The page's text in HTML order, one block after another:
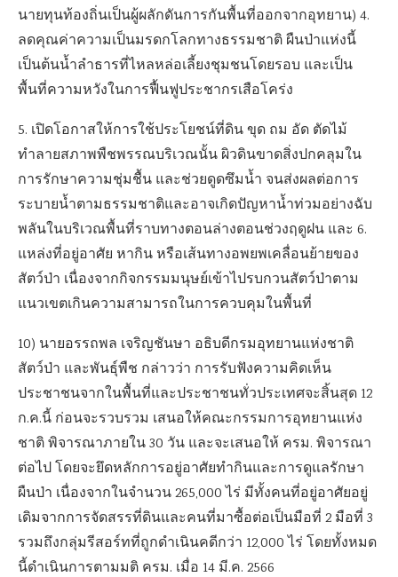
นายทุนท้องถิ่นเป็นผู้ผลักดันการกันพื้นที่ออกจากอุทยาน) 4.
ลดคุณค่าความเป็นมรดกโลกทางธรรมชาติ ผืนป่าแห่งนี้
เป็นต้นน้ำลำธารที่ไหลหล่อเลี้ยงชุมชนโดยรอบ และเป็น
พื้นที่ความหวังในการฟื้นฟูประชากรเสือโคร่ง
5. เปิดโอกาสให้การใช้ประโยชน์ที่ดิน ขุด ถม อัด ตัดไม้
ทำลายสภาพพืชพรรณบริเวณนั้น ผิวดินขาดสิ่งปกคลุมใน
การรักษาความชุ่มชื้น และช่วยดูดซึมน้ำ จนส่งผลต่อการ
ระบายน้ำตามธรรมชาติและอาจเกิดปัญหาน้ำท่วมอย่างฉับ
พลันในบริเวณพื้นที่ราบทางตอนล่างตอนช่วงฤดูฝน และ 6.
แหล่งที่อยู่อาศัย หากิน หรือเส้นทางอพยพเคลื่อนย้ายของ
สัตว์ป่า เนื่องจากกิจกรรมมนุษย์เข้าไปรบกวนสัตว์ป่าตาม
แนวเขตเกินความสามารถในการควบคุมในพื้นที่
10) นายอรรถพล เจริญชันษา อธิบดีกรมอุทยานแห่งชาติ
สัตว์ป่า และพันธุ์พืช กล่าวว่า การรับฟังความคิดเห็น
ประชาชนจากในพื้นที่และประชาชนทั่วประเทศจะสิ้นสุด 12
ก.ค.นี้ ก่อนจะรวบรวม เสนอให้คณะกรรมการอุทยานแห่ง
ชาติ พิจารณาภายใน 30 วัน และจะเสนอให้ ครม. พิจารณา
ต่อไป โดยจะยึดหลักการอยู่อาศัยทำกินและการดูแลรักษา
ผืนป่า เนื่องจากในจำนวน 265,000 ไร่ มีทั้งคนที่อยู่อาศัยอยู่
เดิมจากการจัดสรรที่ดินและคนที่มาซื้อต่อเป็นมือที่ 2 มือที่ 3
รวมถึงกลุ่มรีสอร์ทที่ถูกดำเนินคดีกว่า 12,000 ไร่ โดยทั้งหมด
นี้ดำเนินการตามมติ ครม. เมื่อ 14 มี.ค. 2566